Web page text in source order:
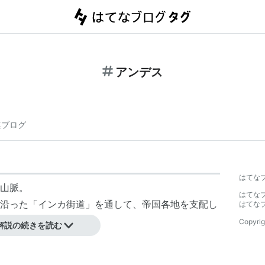
アンデス
ログ
脈。
った「インカ街道」を通して、帝国各地を支配し
住む。
説の続きを読む
はてな
はてな
はてな